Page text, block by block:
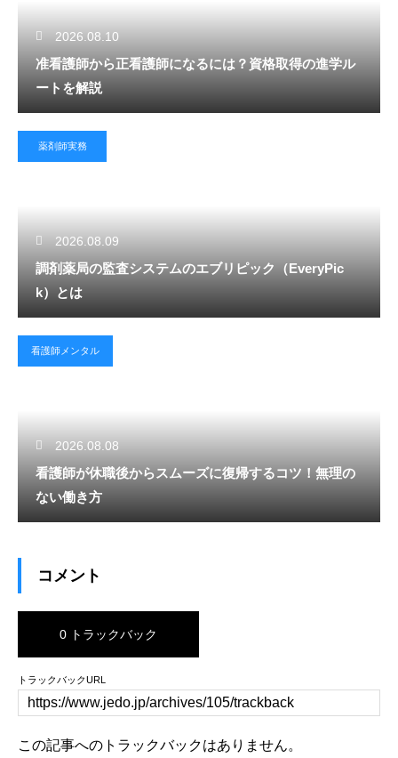
2026.08.10
准看護師から正看護師になるには？資格取得の進学ル
ートを解説
薬剤師実務
2026.08.09
調剤薬局の監査システムのエブリピック（EveryPic
k）とは
看護師メンタル
2026.08.08
看護師が休職後からスムーズに復帰するコツ！無理の
ない働き方
コメント
0 トラックバック
トラックバックURL
この記事へのトラックバックはありません。